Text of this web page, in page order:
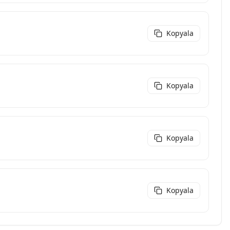
Kopyala
Kopyala
Kopyala
Kopyala